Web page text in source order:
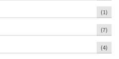
(1)
(7)
(4)